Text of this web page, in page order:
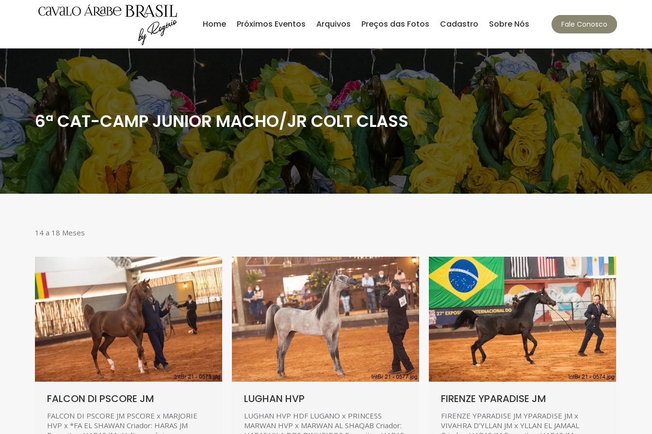
Home Próximos Eventos Arquivos Preços das Fotos Cadastro Sobre Nós Fale Conosco
6ª CAT-CAMP JUNIOR MACHO/JR COLT CLASS
14 a 18 Meses
FALCON DI PSCORE JM
FALCON DI PSCORE JM PSCORE x MARJORIE
HVP x *FA EL SHAWAN Criador: HARAS JM
LUGHAN HVP
LUGHAN HVP HDF LUGANO x PRINCESS
MARWAN HVP x MARWAN AL SHAQAB Criador:
FIRENZE YPARADISE JM
FIRENZE YPARADISE JM YPARADISE JM x
VIVAHRA D’YLLAN JM x YLLAN EL JAMAAL